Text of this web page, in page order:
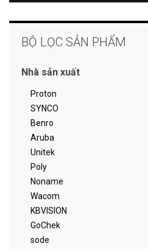
BỘ LỌC SẢN PHẨM
Nhà sản xuất
Proton
SYNCO
Benro
Aruba
Unitek
Poly
Noname
Wacom
KBVISION
GoChek
sode